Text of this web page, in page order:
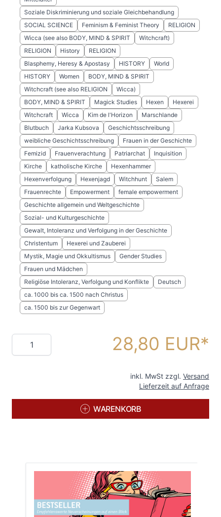
Soziale Diskriminierung und soziale Gleichbehandlung
SOCIAL SCIENCE
Feminism & Feminist Theory
RELIGION
Wicca (see also BODY, MIND & SPIRIT
Witchcraft)
RELIGION
History
RELIGION
Blasphemy, Heresy & Apostasy
HISTORY
World
HISTORY
Women
BODY, MIND & SPIRIT
Witchcraft (see also RELIGION
Wicca)
BODY, MIND & SPIRIT
Magick Studies Hexen
Hexerei
Witchcraft
Wicca Kim de l'Horizon
Marschlande
Blutbuch
Jarka Kubsova
Geschichtsschreibung
weibliche Geschichtsschreibung
Frauen in der Geschichte
Femizid
Frauenverachtung Patriarchat
Inquisition
Kirche
katholische Kirche
Hexenhammer
Hexenverfolgung
Hexenjagd Witchhunt
Salem
Frauenrechte
Empowerment
female empowerment
Geschichte allgemein und Weltgeschichte
Sozial- und Kulturgeschichte
Gewalt, Intoleranz und Verfolgung in der Geschichte
Christentum
Hexerei und Zauberei
Mystik, Magie und Okkultismus
Gender Studies
Frauen und Mädchen
Religiöse Intoleranz, Verfolgung und Konflikte
Deutsch
ca. 1000 bis ca. 1500 nach Christus
ca. 1500 bis zur Gegenwart
Menge 28,80 EUR
inkl. MwSt zzgl. Versand
Lieferzeit auf Anfrage
WARENKORB